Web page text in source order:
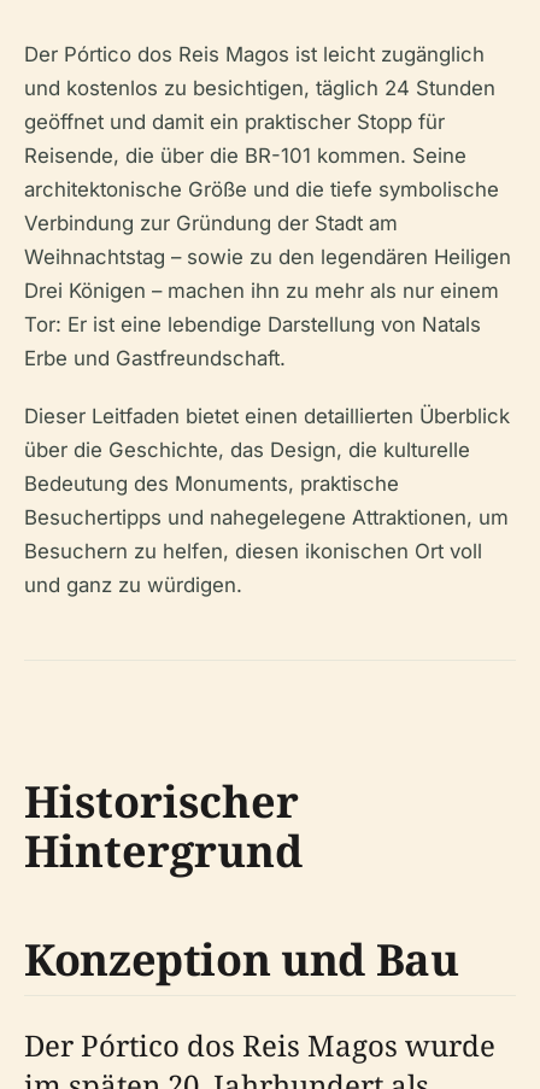
Der Pórtico dos Reis Magos ist leicht zugänglich
und kostenlos zu besichtigen, täglich 24 Stunden
geöffnet und damit ein praktischer Stopp für
Reisende, die über die BR-101 kommen. Seine
architektonische Größe und die tiefe symbolische
Verbindung zur Gründung der Stadt am
Weihnachtstag – sowie zu den legendären Heiligen
Drei Königen – machen ihn zu mehr als nur einem
Tor: Er ist eine lebendige Darstellung von Natals
Erbe und Gastfreundschaft.
Dieser Leitfaden bietet einen detaillierten Überblick
über die Geschichte, das Design, die kulturelle
Bedeutung des Monuments, praktische
Besuchertipps und nahegelegene Attraktionen, um
Besuchern zu helfen, diesen ikonischen Ort voll
und ganz zu würdigen.
Historischer
Hintergrund
Konzeption und Bau
Der Pórtico dos Reis Magos wurde